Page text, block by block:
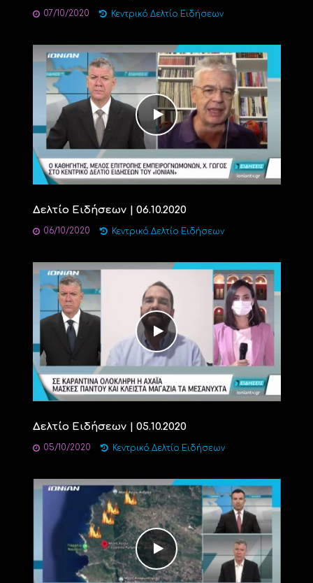
07/10/2020 Κεντρικό Δελτίο Ειδήσεων
Δελτίο Ειδήσεων | 06.10.2020
06/10/2020 Κεντρικό Δελτίο Ειδήσεων
Δελτίο Ειδήσεων | 05.10.2020
05/10/2020 Κεντρικό Δελτίο Ειδήσεων